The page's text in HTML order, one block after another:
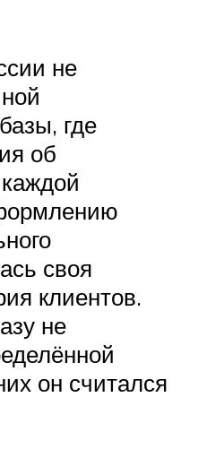
не
где
об
своя
клиентов.
не
он считался